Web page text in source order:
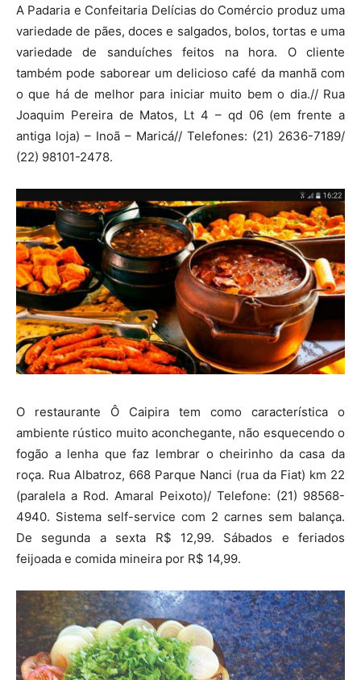
A Padaria e Confeitaria Delícias do Comércio produz uma
variedade de pães, doces e salgados, bolos, tortas e uma
variedade de sanduíches feitos na hora. O cliente
também pode saborear um delicioso café da manhã com
o que há de melhor para iniciar muito bem o dia.// Rua
Joaquim Pereira de Matos, Lt 4 – qd 06 (em frente a
antiga loja) – Inoã – Maricá// Telefones: (21) 2636-7189/
(22) 98101-2478.
O restaurante Ô Caipira tem como característica o
ambiente rústico muito aconchegante, não esquecendo o
fogão a lenha que faz lembrar o cheirinho da casa da
roça. Rua Albatroz, 668 Parque Nanci (rua da Fiat) km 22
(paralela a Rod. Amaral Peixoto)/ Telefone: (21) 98568-
4940. Sistema self-service com 2 carnes sem balança.
De segunda a sexta R$ 12,99. Sábados e feriados
feijoada e comida mineira por R$ 14,99.